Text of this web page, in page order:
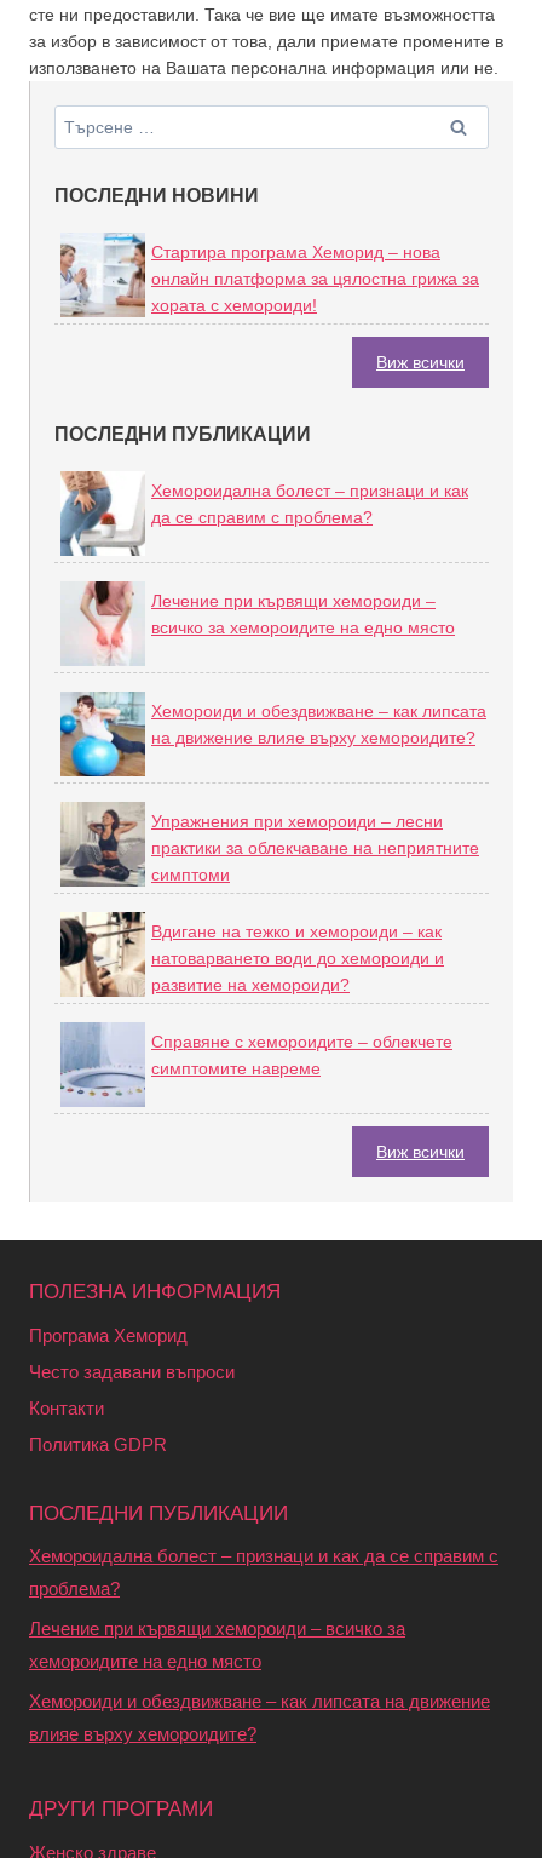
сте ни предоставили. Така че вие ще имате възможността
за избор в зависимост от това, дали приемате промените в
използването на Вашата персонална информация или не.
Търсене
за:
ПОСЛЕДНИ НОВИНИ
Стартира програма Хеморид – нова
онлайн платформа за цялостна грижа за
хората с хемороиди!
Виж всички
ПОСЛЕДНИ ПУБЛИКАЦИИ
Хемороидална болест – признаци и как
да се справим с проблема?
Лечение при кървящи хемороиди –
всичко за хемороидите на едно място
Хемороиди и обездвижване – как липсата
на движение влияе върху хемороидите?
Упражнения при хемороиди – лесни
практики за облекчаване на неприятните
симптоми
Вдигане на тежко и хемороиди – как
натоварването води до хемороиди и
развитие на хемороиди?
Справяне с хемороидите – облекчете
симптомите навреме
Виж всички
ПОЛЕЗНА ИНФОРМАЦИЯ
Програма Хеморид
Често задавани въпроси
Контакти
Политика GDPR
ПОСЛЕДНИ ПУБЛИКАЦИИ
Хемороидална болест – признаци и как да се справим с
проблема?
Лечение при кървящи хемороиди – всичко за
хемороидите на едно място
Хемороиди и обездвижване – как липсата на движение
влияе върху хемороидите?
ДРУГИ ПРОГРАМИ
Женско здраве